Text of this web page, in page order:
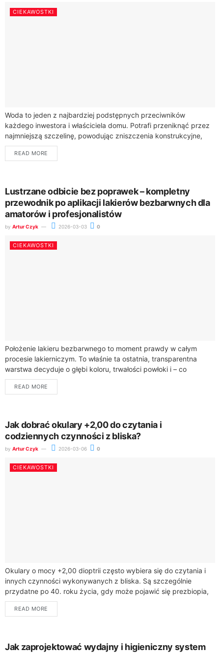
CIEKAWOSTKI
Woda to jeden z najbardziej podstępnych przeciwników
każdego inwestora i właściciela domu. Potrafi przeniknąć przez
najmniejszą szczelinę, powodując zniszczenia konstrukcyjne,
rozwój grzybów oraz kosztowne remonty. W walce o suchy i...
READ MORE
Lustrzane odbicie bez poprawek – kompletny
przewodnik po aplikacji lakierów bezbarwnych dla
amatorów i profesjonalistów
by Artur Czyk 2026-03-03 0
CIEKAWOSTKI
Położenie lakieru bezbarwnego to moment prawdy w całym
procesie lakierniczym. To właśnie ta ostatnia, transparentna
warstwa decyduje o głębi koloru, trwałości powłoki i – co
najważniejsze dla efektu wizualnego –...
READ MORE
Jak dobrać okulary +2,00 do czytania i
codziennych czynności z bliska?
by Artur Czyk 2026-03-06 0
CIEKAWOSTKI
Okulary o mocy +2,00 dioptrii często wybiera się do czytania i
innych czynności wykonywanych z bliska. Są szczególnie
przydatne po 40. roku życia, gdy może pojawić się prezbiopia,
czyli naturalne...
READ MORE
Jak zaprojektować wydajny i higieniczny system